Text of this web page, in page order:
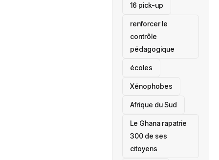
16 pick-up
renforcer le
contrôle
pédagogique
écoles
‎Xénophobes
Afrique du Sud
Le Ghana rapatrie
300 de ses
citoyens